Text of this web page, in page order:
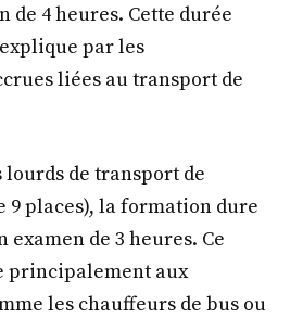
de 4 heures. Cette durée
par les
liées au transport de
de transport de
9 places), la formation dure
examen de 3 heures. Ce
principalement aux
les chauffeurs de bus ou